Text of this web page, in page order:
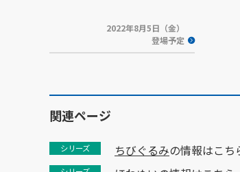
2022年8月5日（金）
登場予定
関連ページ
シリーズ ちびぐるみの情報はこち